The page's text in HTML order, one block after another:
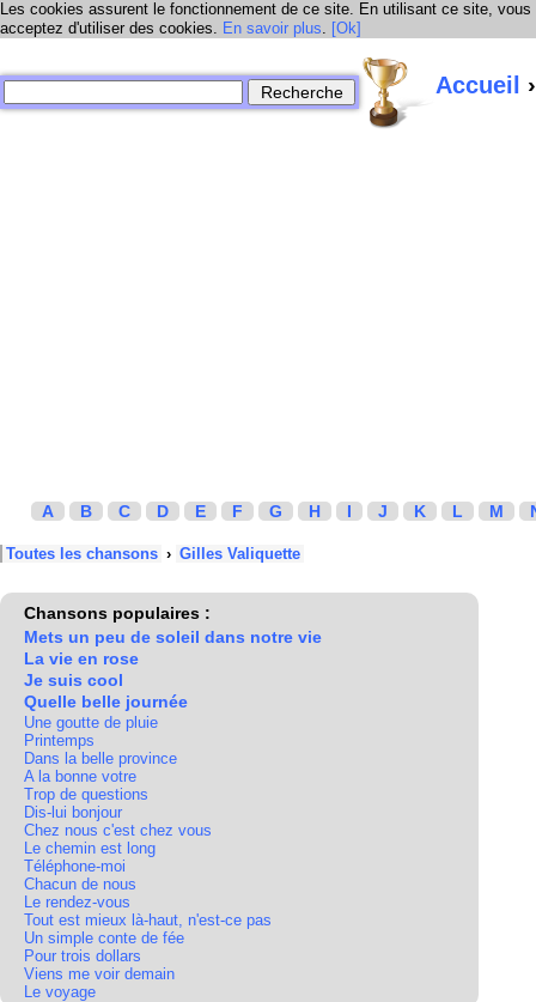
Les cookies assurent le fonctionnement de ce site. En utilisant ce site, vous
acceptez d'utiliser des cookies. En savoir plus. [Ok]
Accueil
A B C D E F G H I J K L M
Toutes les chansons › Gilles Valiquette
Chansons populaires :
Mets un peu de soleil dans notre vie
La vie en rose
Je suis cool
Quelle belle journée
Une goutte de pluie
Printemps
Dans la belle province
A la bonne votre
Trop de questions
Dis-lui bonjour
Chez nous c'est chez vous
Le chemin est long
Téléphone-moi
Chacun de nous
Le rendez-vous
Tout est mieux là-haut, n'est-ce pas
Un simple conte de fée
Pour trois dollars
Viens me voir demain
Le voyage